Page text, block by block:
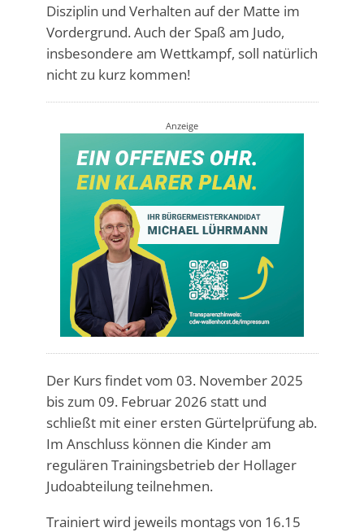
Disziplin und Verhalten auf der Matte im
Vordergrund. Auch der Spaß am Judo,
insbesondere am Wettkampf, soll natürlich
nicht zu kurz kommen!
Anzeige
Der Kurs findet vom 03. November 2025
bis zum 09. Februar 2026 statt und
schließt mit einer ersten Gürtelprüfung ab.
Im Anschluss können die Kinder am
regulären Trainingsbetrieb der Hollager
Judoabteilung teilnehmen.
Trainiert wird jeweils montags von 16.15